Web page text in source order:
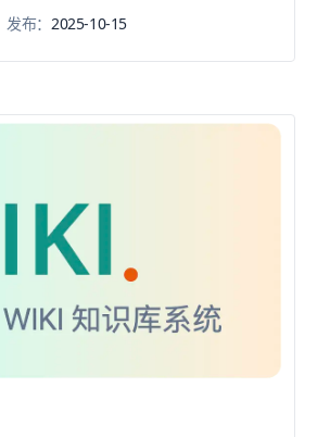
发布：2025-10-15